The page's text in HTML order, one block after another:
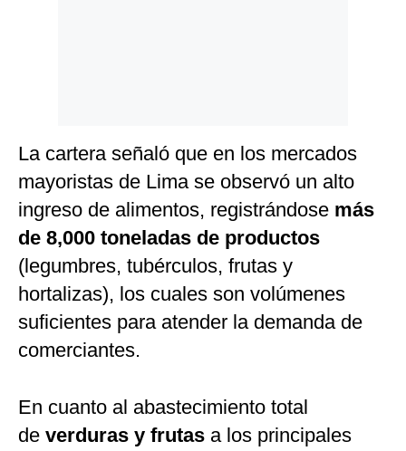
La cartera señaló que en los mercados
mayoristas de Lima se observó un alto
ingreso de alimentos, registrándose más
de 8,000 toneladas de productos
(legumbres, tubérculos, frutas y
hortalizas), los cuales son volúmenes
suficientes para atender la demanda de
comerciantes.
En cuanto al abastecimiento total
de verduras y frutas a los principales